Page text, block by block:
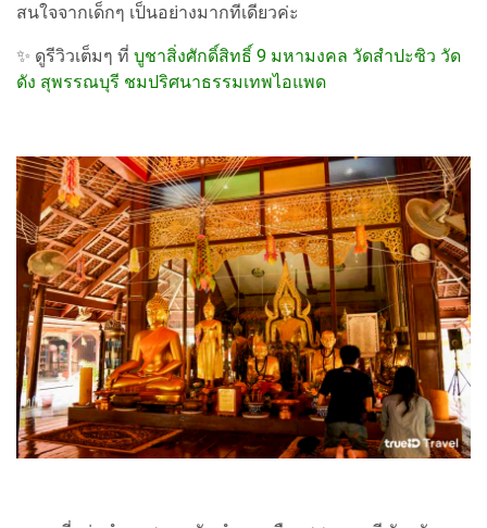
สนใจจากเด็กๆ เป็นอย่างมากทีเดียวค่ะ
✨ ดูรีวิวเต็มๆ ที่ บูชาสิ่งศักดิ์สิทธิ์ 9 มหามงคล วัดสำปะซิว วัด
ดัง สุพรรณบุรี ชมปริศนาธรรมเทพไอแพด